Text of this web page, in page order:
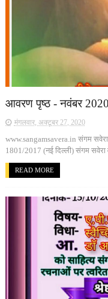
आवरण पृष्ठ - नवंबर
मंगलवार, अक्टूबर 27, 2020
www.sangamsavera.in संगम सवेरा
1801/2017 (नई दिल्ली) संगम सवेरा
READ MORE